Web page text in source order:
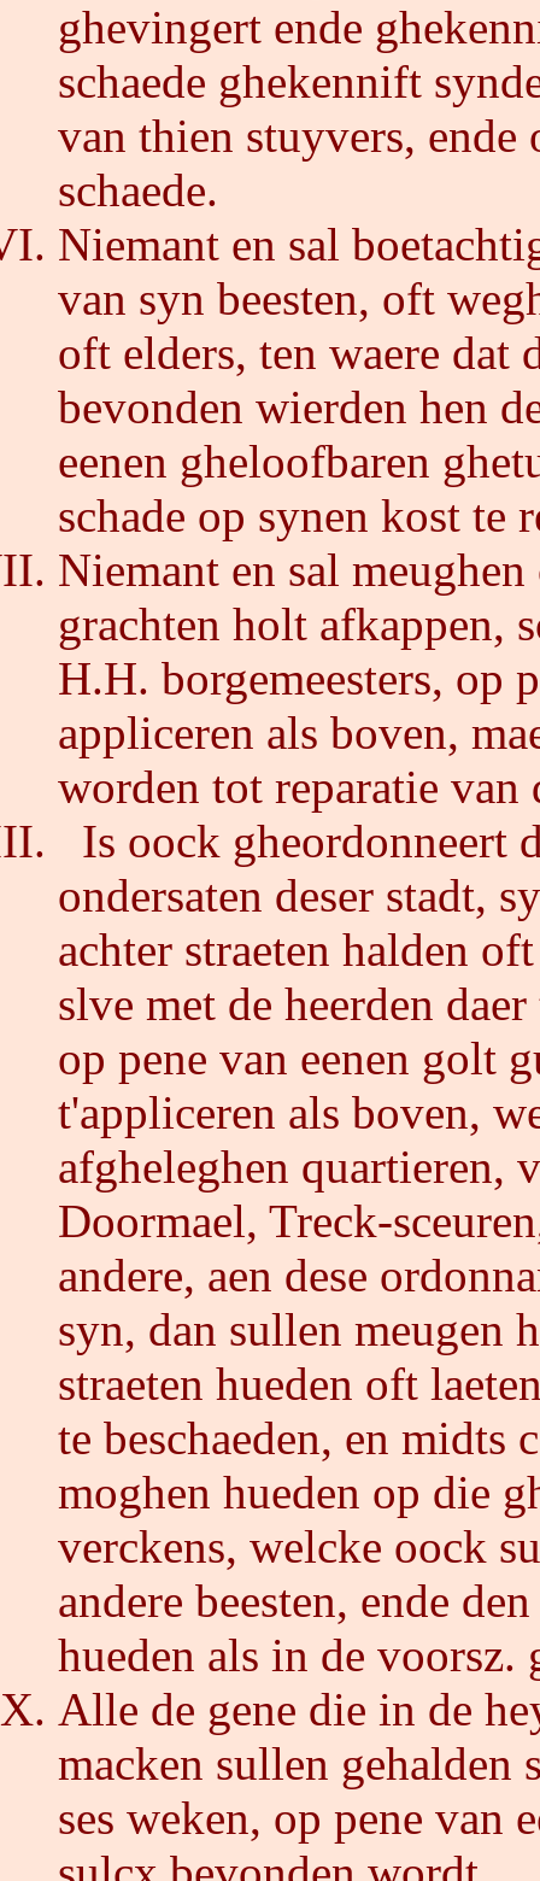
ghevingert ende
schaede ghekennift
van thien stuyvers,
schaede.
Niemant en sal
van syn beesten, oft
oft elders, ten waere dat
bevonden wierden hen
eenen gheloofbaren
schade op synen kost te
Niemant en sal
grachten holt afkappen,
H.H. borgemeesters, op
appliceren als boven,
worden tot reparatie van
Is oock gheordonneert
ondersaten deser stadt,
achter straeten halden
slve met de heerden
op pene van eenen golt
t'appliceren als boven,
afgheleghen quartieren,
Doormael, Treck-
andere, aen dese
syn, dan sullen meugen
straeten hueden oft
te beschaeden, en midts
moghen hueden op die
verckens, welcke oock
andere beesten, ende
hueden als in de voorsz.
Alle de gene die in de
macken sullen gehalden
ses weken, op pene van